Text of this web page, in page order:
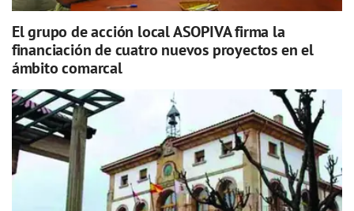
El grupo de acción local ASOPIVA firma la
financiación de cuatro nuevos proyectos en el
ámbito comarcal